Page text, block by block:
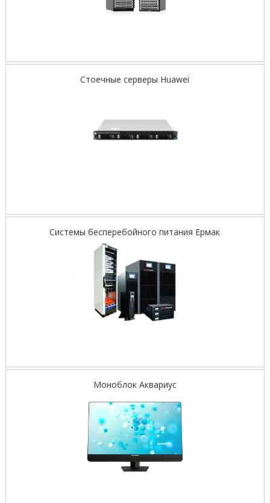
Стоечные серверы Huawei
Системы бесперебойного питания Ермак
Моноблок Аквариус